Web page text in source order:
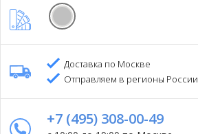
Доставка по Москве
Отправляем в регионы России
+7 (495) 308-00-49